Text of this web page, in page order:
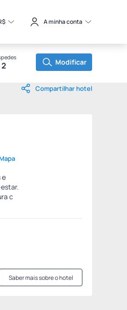
A minha conta
2 Modificar
Compartilhar hotel
e
c
Saber mais sobre o hotel